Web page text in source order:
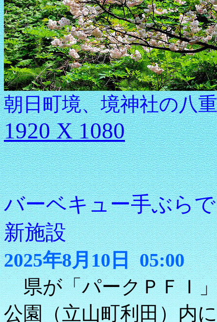
朝日町境、境神社の八
1920 X 1080
バーベキュー手ぶら
新施設
2025年8月10日 05:00
県が「パークＰＦＩ」
公園（立山町利田）内に